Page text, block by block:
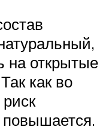
на открытые
как во